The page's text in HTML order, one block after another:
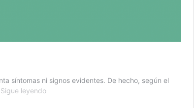
síntomas ni signos evidentes. De hecho, según el
Sigue leyendoSíntomas